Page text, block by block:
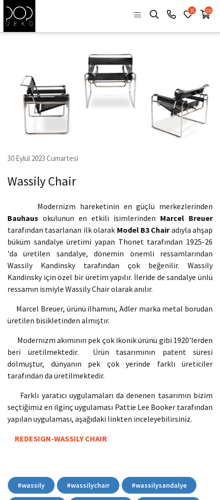
35 131
30 Eylül 2023 Cumartesi
Wassily Chair
Modernizm hareketinin en güçlü merkezlerinden
Bauhaus okulunun en etkili isimlerinden Marcel Breuer
tarafından tasarlanan ilk olarak Model B3 Chairadıyla ahşap
büküm sandalye üretimi yapan Thonet tarafından 1925-26
'da üretilen sandalye, dönemin önemli ressamlarından
Wassily Kandinsky tarafından çok beğenilir. Wassily
Kandinsky için özel bir üretim yapılır. İleride de sandalye ünlü
ressamın ismiyle Wassily Chair olarak anılır.
Marcel Breuer, ürünü ilhamını, Adler marka metal borudan
üretilen bisikletinden almıştır.
Modernizm akımının pek çok ikonik ürünü gibi 1920'lerden
beri üretilmektedir. Ürün tasarımının patent süresi
dolmuştur, dünyanın pek çok yerinde farklı üreticiler
tarafından da üretilmektedir.
Farklı yaratıcı uygulamaları da denenen tasarımın bizim
seçtiğimiz en ilginç uygulaması Pattie Lee Booker tarafından
yapılan uygulaması, aşağıdaki linkten inceleyebilirsiniz.
REDESIGN-WASSILY CHAIR
#wassily #wassilychair #wassilysandalye